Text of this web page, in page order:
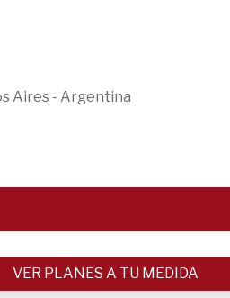
Aires - Argentina
VER PLANES A TU MEDIDA